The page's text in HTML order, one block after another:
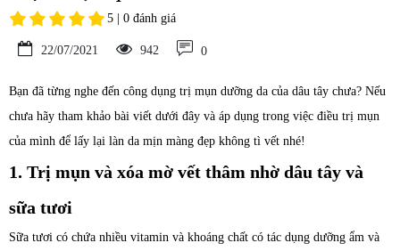
5 | 0 đánh giá
22/07/2021 942 0
Bạn đã từng nghe đến công dụng trị mụn dưỡng da của dâu tây chưa? Nếu
chưa hãy tham khảo bài viết dưới đây và áp dụng trong việc điều trị mụn
của mình để lấy lại làn da mịn màng đẹp không tì vết nhé!
1. Trị mụn và xóa mờ vết thâm nhờ dâu tây và
sữa tươi
Sữa tươi có chứa nhiều vitamin và khoáng chất có tác dụng dưỡng ẩm và